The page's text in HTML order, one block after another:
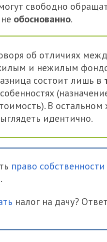
свободно
обоснованно.
об отличиях
и нежилым
состоит лишь в
В
идентично.
право
налог на дачу?